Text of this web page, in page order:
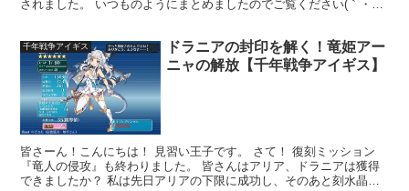
されました。 いつものようにまとめましたのでご覧ください(｀・
千年戦争アイギス
ドラニアの封印を解く！竜姫アー
ニャの解放【千年戦争アイギス】
皆さーん！こんにちは！ 見習い王子です。 さて！ 復刻ミッション
『竜人の侵攻』も終わりました。 皆さんはアリア、ドラニアは獲得
できましたか？ 私は先日アリアの下限に成功し、そのあと刻水晶を